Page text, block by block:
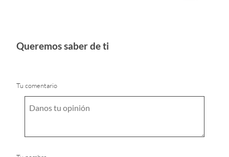
Queremos saber de ti
Tu comentario